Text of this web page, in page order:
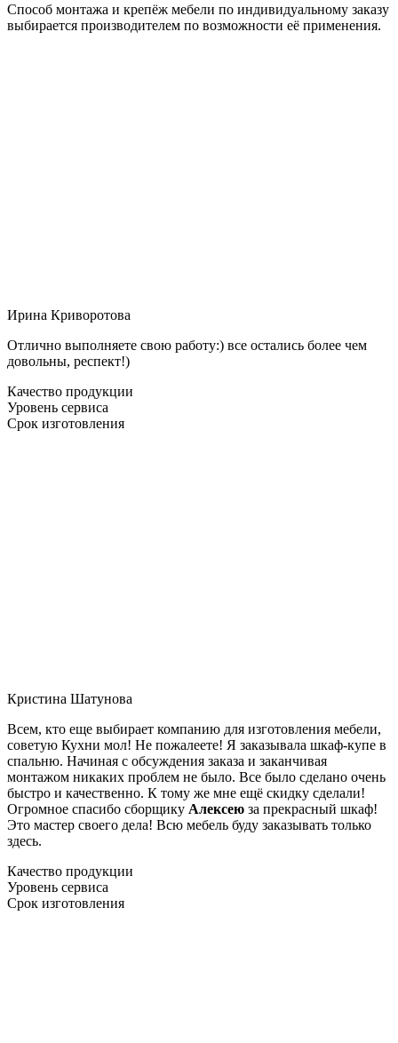
Способ монтажа и крепёж мебели по индивидуальному заказу
выбирается производителем по возможности её применения.
Ирина Криворотова
Отлично выполняете свою работу:) все остались более чем
довольны, респект!)
Качество продукции
Уровень сервиса
Срок изготовления
Кристина Шатунова
Всем, кто еще выбирает компанию для изготовления мебели,
советую Кухни мол! Не пожалеете! Я заказывала шкаф-купе в
спальню. Начиная с обсуждения заказа и заканчивая
монтажом никаких проблем не было. Все было сделано очень
быстро и качественно. К тому же мне ещё скидку сделали!
Огромное спасибо сборщику Алексею за прекрасный шкаф!
Это мастер своего дела! Всю мебель буду заказывать только
здесь.
Качество продукции
Уровень сервиса
Срок изготовления